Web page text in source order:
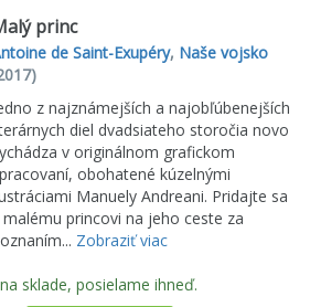
princ
de Saint-Exupéry, Naše vojsko
z najznámejších a najobľúbenejších
diel dvadsiateho storočia novo
v originálnom grafickom
obohatené kúzelnými
Manuely Andreani. Pridajte sa
malému princovi na jeho ceste za
Zobraziť viac
sklade, posielame ihneď.